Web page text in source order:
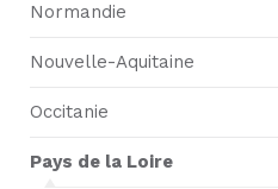
Normandie
Nouvelle-Aquitaine
Occitanie
Pays de la Loire